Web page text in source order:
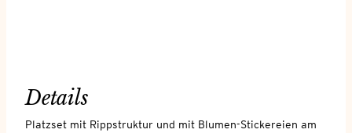
Details
Platzset mit Rippstruktur und mit Blumen-Stickereien am